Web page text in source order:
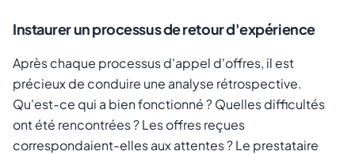
Instaurer un processus de retour d'expérience
Après chaque processus d'appel d'offres, il est
précieux de conduire une analyse rétrospective.
Qu'est-ce qui a bien fonctionné ? Quelles difficultés
ont été rencontrées ? Les offres reçues
correspondaient-elles aux attentes ? Le prestataire